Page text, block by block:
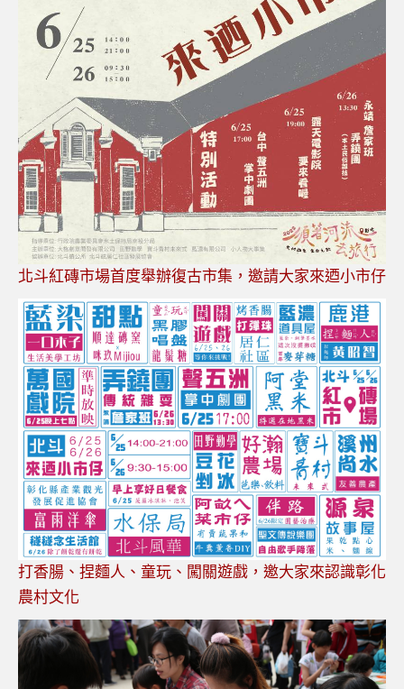
北斗紅磚市場首度舉辦復古市集，邀請大家來迺小市仔
打香腸、捏麵人、童玩、闖關遊戲，邀大家來認識彰化
農村文化